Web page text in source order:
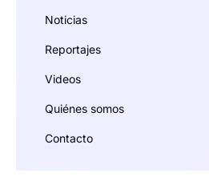
Noticias
Reportajes
Videos
Quiénes somos
Contacto